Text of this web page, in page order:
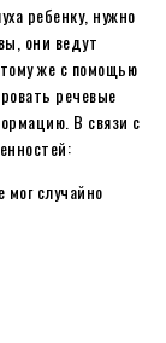
ребенку, нужно
они ведут
же с помощью
речевые
В связи с
случайно